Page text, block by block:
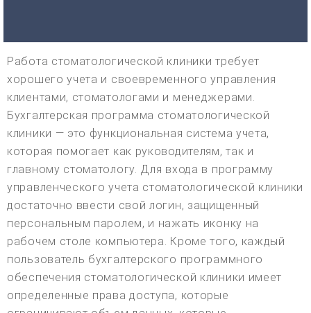
Работа стоматологической клиники требует
хорошего учета и своевременного управления
клиентами, стоматологами и менеджерами.
Бухгалтерская программа стоматологической
клиники — это функциональная система учета,
которая помогает как руководителям, так и
главному стоматологу. Для входа в программу
управленческого учета стоматологической клиники
достаточно ввести свой логин, защищенный
персональным паролем, и нажать иконку на
рабочем столе компьютера. Кроме того, каждый
пользователь бухгалтерского программного
обеспечения стоматологической клиники имеет
определенные права доступа, которые